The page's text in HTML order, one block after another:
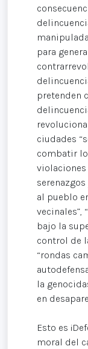
para
pretenden
ciudades
combatir
violaciones
al pueblo
vecinales”,
bajo la
control de
“rondas
la
en
Esto es
moral del